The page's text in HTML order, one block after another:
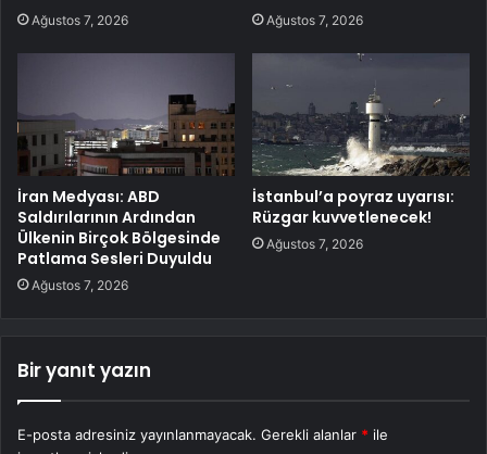
Ağustos 7, 2026 Ağustos 7, 2026
İran Medyası: ABD
Saldırılarının Ardından
Ülkenin Birçok Bölgesinde
Patlama Sesleri Duyuldu
Ağustos 7, 2026
İstanbul’a poyraz uyarısı:
Rüzgar kuvvetlenecek!
Ağustos 7, 2026
Bir yanıt yazın
E-posta adresiniz yayınlanmayacak. Gerekli alanlar * ile